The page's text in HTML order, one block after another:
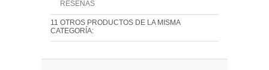
RESEÑAS
11 OTROS PRODUCTOS DE LA MISMA
CATEGORÍA: